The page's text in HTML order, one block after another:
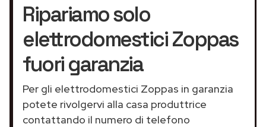
Ripariamo solo
elettrodomestici Zoppas
fuori garanzia
Per gli elettrodomestici Zoppas in garanzia
potete rivolgervi alla casa produttrice
contattando il numero di telefono